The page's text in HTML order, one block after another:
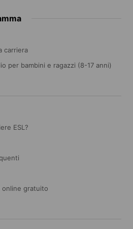
carriera
per bambini e ragazzi (8-17 anni)
ESL?
online gratuito